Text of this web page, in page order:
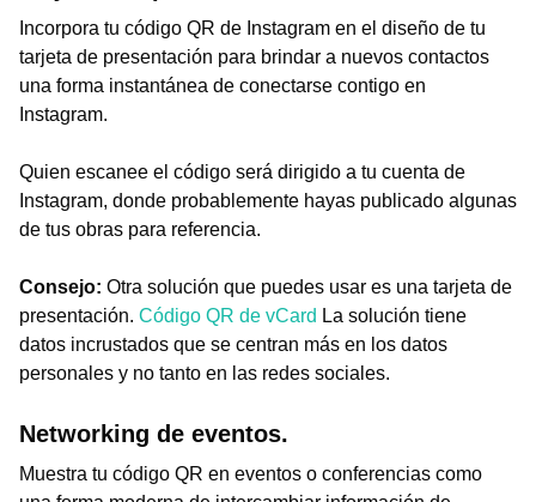
Incorpora tu código QR de Instagram en el diseño de tu
tarjeta de presentación para brindar a nuevos contactos
una forma instantánea de conectarse contigo en
Instagram.
Quien escanee el código será dirigido a tu cuenta de
Instagram, donde probablemente hayas publicado algunas
de tus obras para referencia.
Consejo: Otra solución que puedes usar es una tarjeta de
presentación. Código QR de vCard La solución tiene
datos incrustados que se centran más en los datos
personales y no tanto en las redes sociales.
Networking de eventos.
Muestra tu código QR en eventos o conferencias como